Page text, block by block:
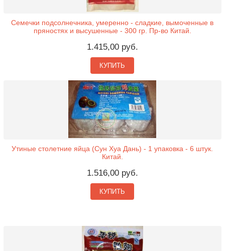
Семечки подсолнечника, умеренно - сладкие, вымоченные в
пряностях и высушенные - 300 гр. Пр-во Китай.
1.415,00 руб.
КУПИТЬ
Утиные столетние яйца (Сун Хуа Дань) - 1 упаковка - 6 штук.
Китай.
1.516,00 руб.
КУПИТЬ